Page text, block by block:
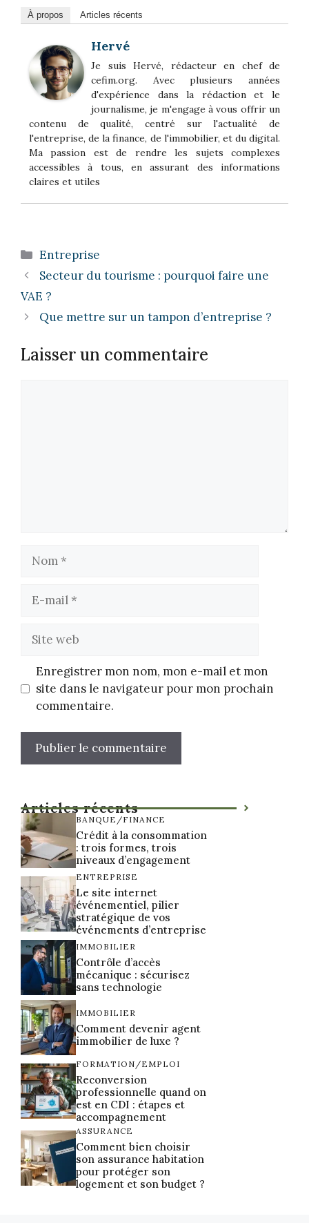
À propos Articles récents
Hervé
Je suis Hervé, rédacteur en chef de
cefim.org. Avec plusieurs années
d'expérience dans la rédaction et le
journalisme, je m'engage à vous offrir un
contenu de qualité, centré sur l'actualité de
l'entreprise, de la finance, de l'immobilier, et du digital.
Ma passion est de rendre les sujets complexes
accessibles à tous, en assurant des informations
claires et utiles
Catégories
Entreprise
Secteur du tourisme : pourquoi faire une
VAE ?
Que mettre sur un tampon d’entreprise ?
Laisser un commentaire
mail
web
Enregistrer mon nom, mon e-mail et mon
site dans le navigateur pour mon prochain
commentaire.
Articles récents
BANQUE/FINANCE
Crédit à la consommation
: trois formes, trois
niveaux d’engagement
ENTREPRISE
Le site internet
événementiel, pilier
stratégique de vos
événements d’entreprise
IMMOBILIER
Contrôle d’accès
mécanique : sécurisez
sans technologie
IMMOBILIER
Comment devenir agent
immobilier de luxe ?
FORMATION/EMPLOI
Reconversion
professionnelle quand on
est en CDI : étapes et
accompagnement
ASSURANCE
Comment bien choisir
son assurance habitation
pour protéger son
logement et son budget ?